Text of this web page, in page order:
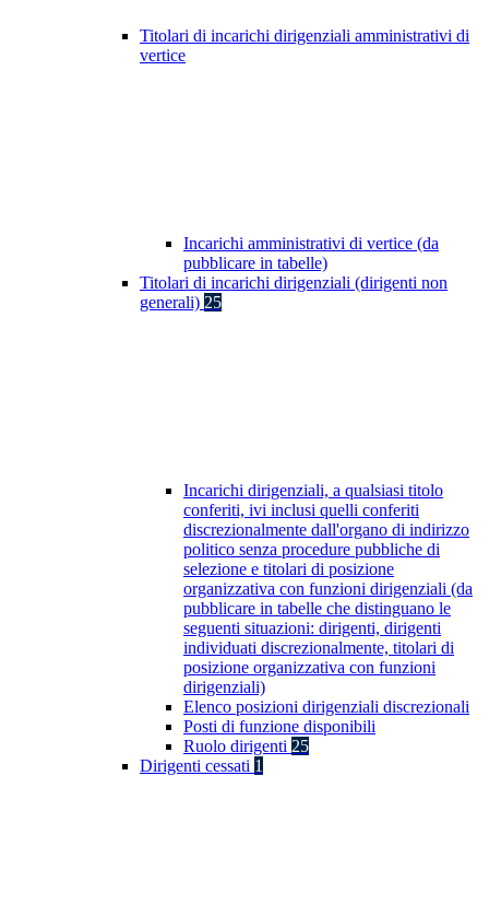
Titolari di incarichi dirigenziali amministrativi di
vertice
Incarichi amministrativi di vertice (da
pubblicare in tabelle)
Titolari di incarichi dirigenziali (dirigenti non
generali) 25
Incarichi dirigenziali, a qualsiasi titolo
conferiti, ivi inclusi quelli conferiti
discrezionalmente dall'organo di indirizzo
politico senza procedure pubbliche di
selezione e titolari di posizione
organizzativa con funzioni dirigenziali (da
pubblicare in tabelle che distinguano le
seguenti situazioni: dirigenti, dirigenti
individuati discrezionalmente, titolari di
posizione organizzativa con funzioni
dirigenziali)
Elenco posizioni dirigenziali discrezionali
Posti di funzione disponibili
Ruolo dirigenti 25
Dirigenti cessati 1